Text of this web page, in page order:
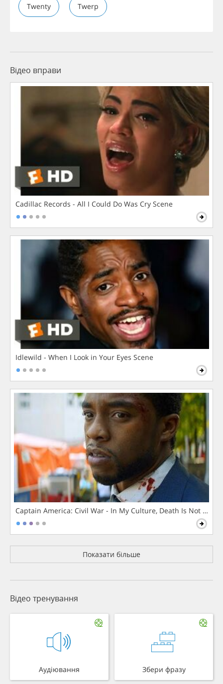
Twenty Twerp
Відео вправи
Cadillac Records - All I Could Do Was Cry Scene
Idlewild - When I Look in Your Eyes Scene
Captain America: Civil War - In My Culture, Death Is Not The
Показати більше
Відео тренування
Аудіювання Збери фразу